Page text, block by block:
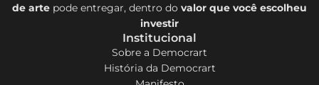
de arte pode entregar, dentro do valor que você escolheu
investir
Institucional
Sobre a Democrart
História da Democrart